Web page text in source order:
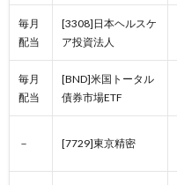
毎月
配当
[3308]日本ヘルスケ
ア投資法人
毎月
配当
[BND]米国トータル
債券市場ETF
－ [7729]東京精密